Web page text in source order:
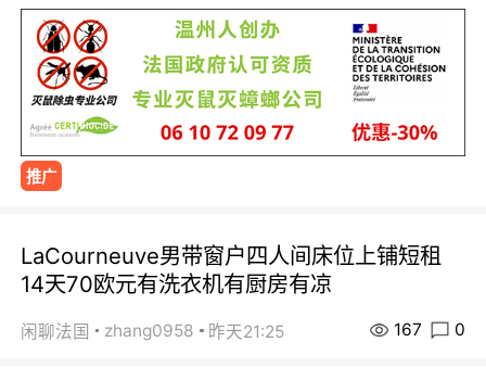
推广
LaCourneuve男带窗户四人间床位上铺短租
14天70欧元有洗衣机有厨房有凉
闲聊法国 zhang0958 昨天21:25 167 0